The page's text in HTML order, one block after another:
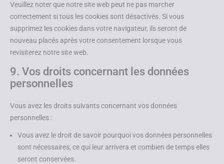
Veuillez noter que notre site web peut ne pas marcher
correctement si tous les cookies sont désactivés. Si vous
supprimez les cookies dans votre navigateur, ils seront de
nouveau placés après votre consentement lorsque vous
revisiterez notre site web.
9. Vos droits concernant les données
personnelles
Vous avez les droits suivants concernant vos données
personnelles :
Vous avez le droit de savoir pourquoi vos données personnelles
sont nécessaires, ce qui leur arrivera et combien de temps elles
seront conservées.